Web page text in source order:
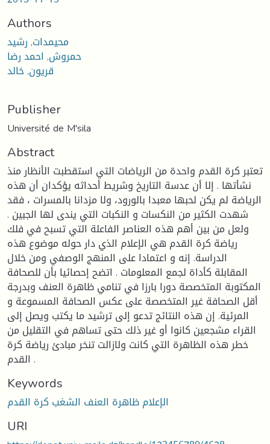
Authors
محيمدات, رشيد
حمروش, احمد رضا
قريون, خالد
Publisher
Université de M'sila
Abstract
تعتبر كرة القدم واحدة من الرياضات التي استقطبت الأنظار منذ
نشأتها . إلا أن عدسة التاريخ وشريط أحداثه يؤكدان أن هذه
الرياضة لم يكن لحبها معبدا بالورود، ولا مزدانا بالمسرات ، فقد
شهدت الكثير من النكسات و النكبات التي يندى لها الجبين .
ولعل من بين أهم هذه العناصر الفاعلة التي تسبح في فلك
رياضة كرة القدم هي الإعلام الذي دار حوله موضوع هذه
الدراسة. إنه و اعتمادا على المنهج الوصفي ومن خلال
المقابلة كأداة لجمع المعلومات . اتضح إحصائيا بأن للصحافة
المكتوبة المتخصصة دورا بارزا في تنامي ظاهرة العنف وبدرجة
أقل الصحافة غير المتخصصة على عكس الصحافة المسموعة و
المرئية. إن هذه النتائج تدعو إلى ترشيد ما يكتب ويصل إلى
القراء مشجعين كانوا أو غير ذلك حتى تساهم في التقليل من
خطر هذه الظاهرة التي كانت ولازالت تنخر مبادئ رياضة كرة
القدم .
Keywords
الإعلام ظاهرة العنف الشغب كرة القدم
URI